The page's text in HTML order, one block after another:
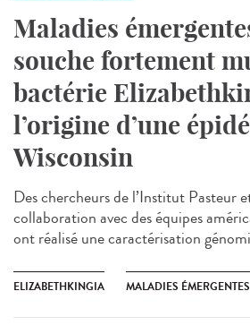
Maladies
souche fortement
bactérie
l’origine d’une
Wisconsin
Des chercheurs de l’Institut Pasteur
collaboration avec des équipes
ont réalisé une caractérisation
ELIZABETHKINGIA MALADIES ÉMERGENTES